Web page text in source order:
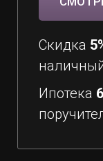
Скидка
Ипотека